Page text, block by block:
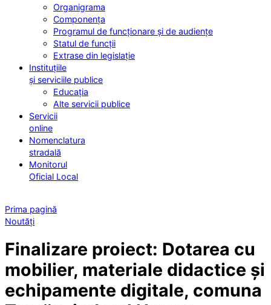
Organigrama
Componența
Programul de funcționare și de audiențe
Statul de funcții
Extrase din legislație
Instituțiile
și serviciile publice
Educația
Alte servicii publice
Servicii
online
Nomenclatura
stradală
Monitorul
Oficial Local
Prima pagină
Noutăți
Finalizare proiect: Dotarea cu
mobilier, materiale didactice și
echipamente digitale, comuna